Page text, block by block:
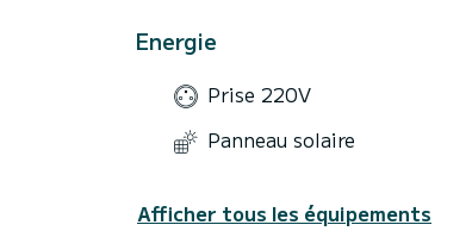
Energie
Prise 220V
Panneau solaire
Afficher tous les équipements